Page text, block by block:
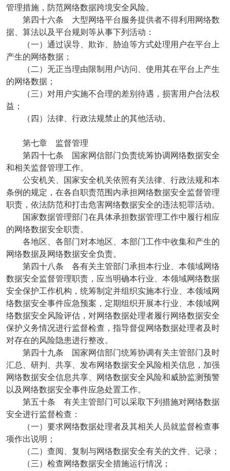
管理措施，防范网络数据跨境安全风险。
第四十六条 大型网络平台服务提供者不得利用网络数
据、算法以及平台规则等从事下列活动：
（一）通过误导、欺诈、胁迫等方式处理用户在平台上
产生的网络数据；
（二）无正当理由限制用户访问、使用其在平台上产生
的网络数据；
（三）对用户实施不合理的差别待遇，损害用户合法权
益；
（四）法律、行政法规禁止的其他活动。
第七章 监督管理
第四十七条 国家网信部门负责统筹协调网络数据安全
和相关监督管理工作。
公安机关、国家安全机关依照有关法律、行政法规和本
条例的规定，在各自职责范围内承担网络数据安全监督管理
职责，依法防范和打击危害网络数据安全的违法犯罪活动。
国家数据管理部门在具体承担数据管理工作中履行相应
的网络数据安全职责。
各地区、各部门对本地区、本部门工作中收集和产生的
网络数据及网络数据安全负责。
第四十八条 各有关主管部门承担本行业、本领域网络
数据安全监督管理职责，应当明确本行业、本领域网络数据
安全保护工作机构，统筹制定并组织实施本行业、本领域网
络数据安全事件应急预案，定期组织开展本行业、本领域网
络数据安全风险评估，对网络数据处理者履行网络数据安全
保护义务情况进行监督检查，指导督促网络数据处理者及时
对存在的风险隐患进行整改。
第四十九条 国家网信部门统筹协调有关主管部门及时
汇总、研判、共享、发布网络数据安全风险相关信息，加强
网络数据安全信息共享、网络数据安全风险和威胁监测预警
以及网络数据安全事件应急处置工作。
第五十条 有关主管部门可以采取下列措施对网络数据
安全进行监督检查：
（一）要求网络数据处理者及其相关人员就监督检查事
项作出说明；
（二）查阅、复制与网络数据安全有关的文件、记录；
（三）检查网络数据安全措施运行情况；